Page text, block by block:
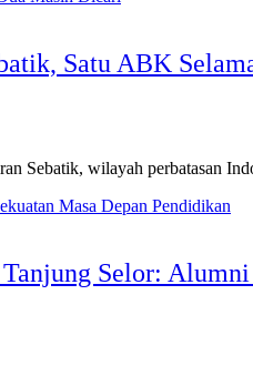
Satu ABK
Sebatik, wilayah perbatasan
Selor: